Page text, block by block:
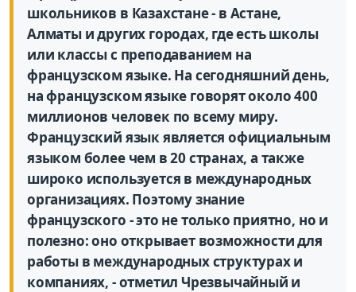
школьников в Казахстане - в Астане,
Алматы и других городах, где есть школы
или классы с преподаванием на
французском языке. На сегодняшний день,
на французском языке говорят около 400
миллионов человек по всему миру.
Французский язык является официальным
языком более чем в 20 странах, а также
широко используется в международных
организациях. Поэтому знание
французского - это не только приятно, но и
полезно: оно открывает возможности для
работы в международных структурах и
компаниях, - отметил Чрезвычайный и